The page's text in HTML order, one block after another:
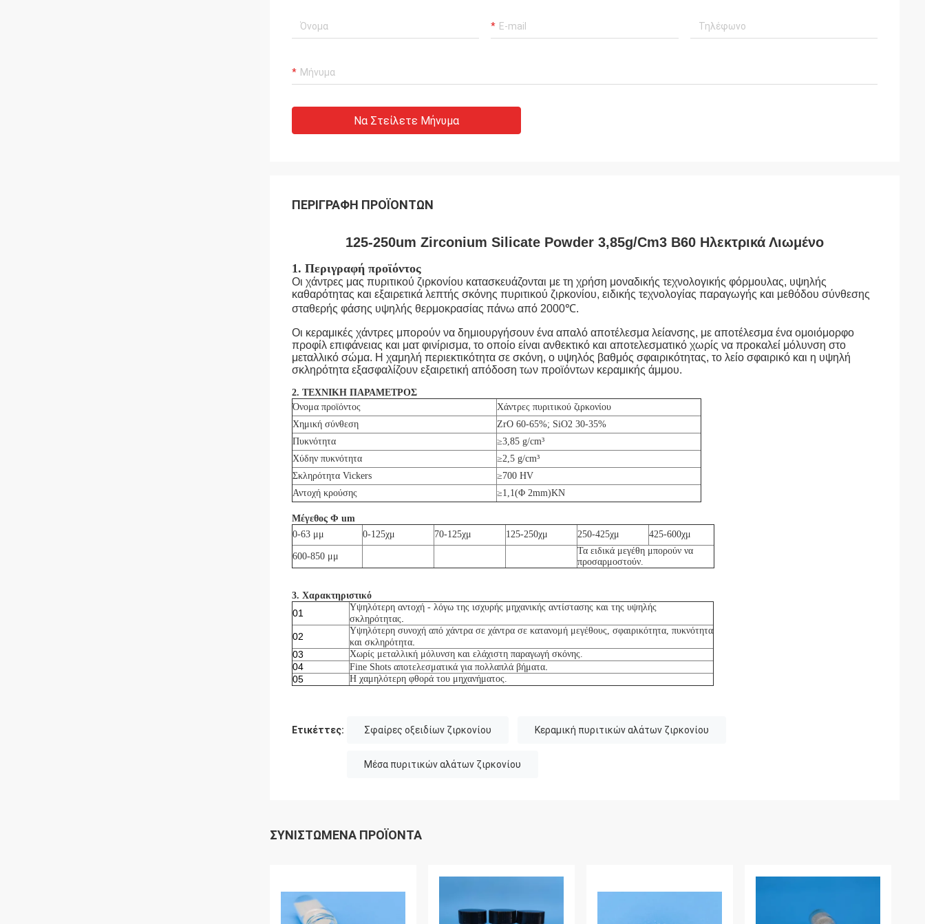
Να Στείλετε Μήνυμα
ΠΕΡΙΓΡΑΦΉ ΠΡΟΪΌΝΤΩΝ
125-250um Zirconium Silicate Powder 3,85g/Cm3 B60 Ηλεκτρικά Λιωμένο
1. Περιγραφή προϊόντος
Οι χάντρες μας πυριτικού ζιρκονίου κατασκευάζονται με τη χρήση μοναδικής τεχνολογικής φόρμουλας, υψηλής
καθαρότητας και εξαιρετικά λεπτής σκόνης πυριτικού ζιρκονίου, ειδικής τεχνολογίας παραγωγής και μεθόδου σύνθεσης
σταθερής φάσης υψηλής θερμοκρασίας πάνω από 2000℃.
Οι κεραμικές χάντρες μπορούν να δημιουργήσουν ένα απαλό αποτέλεσμα λείανσης, με αποτέλεσμα ένα ομοιόμορφο
προφίλ επιφάνειας και ματ φινίρισμα, το οποίο είναι ανθεκτικό και αποτελεσματικό χωρίς να προκαλεί μόλυνση στο
μεταλλικό σώμα. Η χαμηλή περιεκτικότητα σε σκόνη, ο υψηλός βαθμός σφαιρικότητας, το λείο σφαιρικό και η υψηλή
σκληρότητα εξασφαλίζουν εξαιρετική απόδοση των προϊόντων κεραμικής άμμου.
2. ΤΕΧΝΙΚΗ ΠΑΡΑΜΕΤΡΟΣ
Όνομα προϊόντος
Χάντρες πυριτικού ζιρκονίου
Χημική σύνθεση
ZrO 60-65%; SiO2 30-35%
Πυκνότητα
≥3,85 g/cm³
Χύδην πυκνότητα
≥2,5 g/cm³
Σκληρότητα Vickers
≥700 HV
Αντοχή κρούσης
≥1,1(Φ 2mm)KN
Μέγεθος Φ um
0-63 μμ
0-125χμ 70-125χμ 125-250χμ 250-425χμ 425-600χμ
600-850 μμ
Τα ειδικά μεγέθη μπορούν να
προσαρμοστούν.
3. Χαρακτηριστικό
01
Υψηλότερη αντοχή - λόγω της ισχυρής μηχανικής αντίστασης και της υψηλής
σκληρότητας
02
Υψηλότερη συνοχή από χάντρα σε χάντρα σε κατανομή μεγέθους, σφαιρικότητα, πυκνότητα
και σκληρότητα
03
Χωρίς μεταλλική μόλυνση και ελάχιστη παραγωγή σκόνης.
04 Fine Shots αποτελεσματικά για πολλαπλά βήματα
05
Η χαμηλότερη φθορά του μηχανήματος.
Ετικέττες: Σφαίρες οξειδίων ζιρκονίου Κεραμική πυριτικών αλάτων ζιρκονίου
Μέσα πυριτικών αλάτων ζιρκονίου
ΣΥΝΙΣΤΏΜΕΝΑ ΠΡΟΪΌΝΤΑ